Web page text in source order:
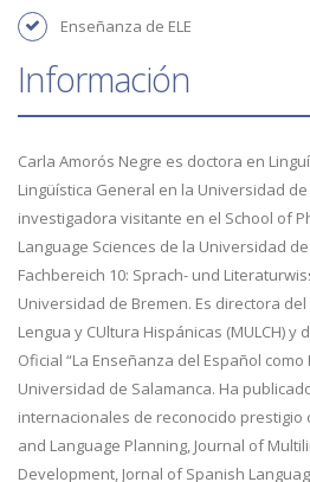
Enseñanza de ELE
Información
Carla Amorós Negre es doctora en
Lingüística General en la Universidad
investigadora visitante en el School of
Language Sciences de la Universidad
Fachbereich 10: Sprach- und
Universidad de Bremen. Es directora
Lengua y CUltura Hispánicas (MULCH)
Oficial “La Enseñanza del Español
Universidad de Salamanca. Ha
internacionales de reconocido prestigio
and Language Planning, Journal of
Development, Jornal of Spanish